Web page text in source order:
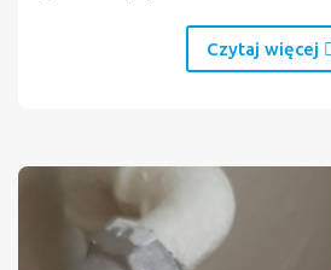
Czytaj więcej